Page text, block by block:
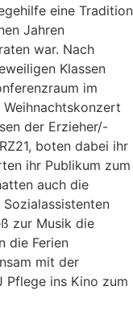
eine Tradition
Jahren
war. Nach
Klassen
im
der Erzieher/-
boten dabei ihr
ihr Publikum zum
auch die
zur Musik die
die Ferien
mit der
Pflege ins Kino zum